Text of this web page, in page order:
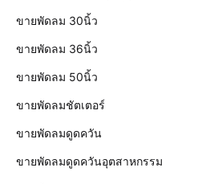
ขายพัดลม 30นิ้ว
ขายพัดลม 36นิ้ว
ขายพัดลม 50นิ้ว
ขายพัดลมชัตเตอร์
ขายพัดลมดูดควัน
ขายพัดลมดูดควันอุตสาหกรรม